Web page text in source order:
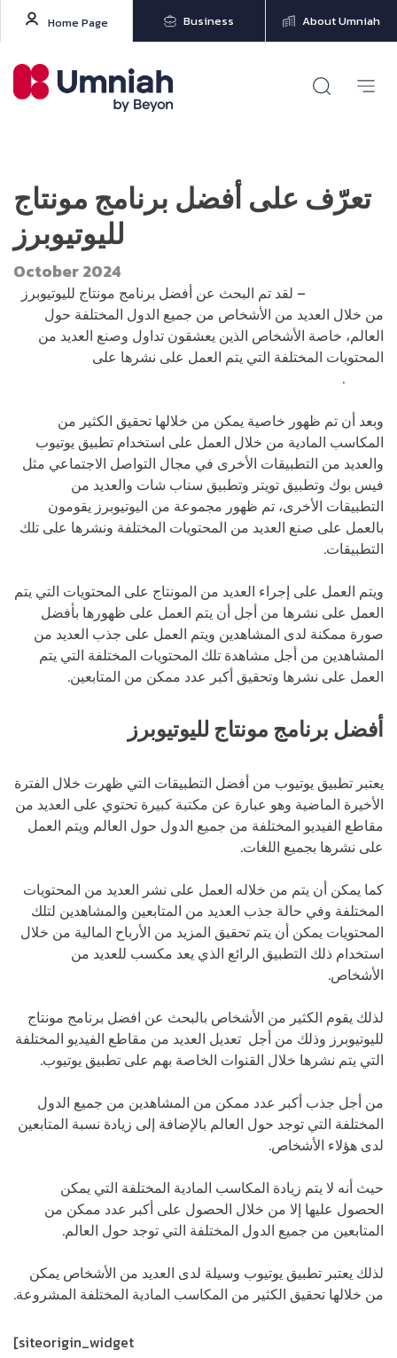
Home Page Business About Umniah
تعرّف على أفضل برنامج مونتاج
لليوتيوبرز
October 2024
– لقد تم البحث عن أفضل برنامج مونتاج لليوتيوبرز
من خلال العديد من الأشخاص من جميع الدول المختلفة حول
العالم، خاصة الأشخاص الذين يعشقون تداول وصنع العديد من
المحتويات المختلفة التي يتم العمل على نشرها على
.
وبعد أن تم ظهور خاصية يمكن من خلالها تحقيق الكثير من
المكاسب المادية من خلال العمل على استخدام تطبيق يوتيوب
والعديد من التطبيقات الأخرى في مجال التواصل الاجتماعي مثل
فيس بوك وتطبيق تويتر وتطبيق سناب شات والعديد من
التطبيقات الأخرى، تم ظهور مجموعة من اليوتيوبرز يقومون
بالعمل على صنع العديد من المحتويات المختلفة ونشرها على تلك
التطبيقات.
ويتم العمل على إجراء العديد من المونتاج على المحتويات التي يتم
العمل على نشرها من أجل أن يتم العمل على ظهورها بأفضل
صورة ممكنة لدى المشاهدين ويتم العمل على جذب العديد من
المشاهدين من أجل مشاهدة تلك المحتويات المختلفة التي يتم
العمل على نشرها وتحقيق أكبر عدد ممكن من المتابعين.
أفضل برنامج مونتاج لليوتيوبرز
يعتبر تطبيق يوتيوب من أفضل التطبيقات التي ظهرت خلال الفترة
الأخيرة الماضية وهو عبارة عن مكتبة كبيرة تحتوي على العديد من
مقاطع الفيديو المختلفة من جميع الدول حول العالم ويتم العمل
على نشرها بجميع اللغات.
كما يمكن أن يتم من خلاله العمل على نشر العديد من المحتويات
المختلفة وفي حالة جذب العديد من المتابعين والمشاهدين لتلك
المحتويات يمكن أن يتم تحقيق المزيد من الأرباح المالية من خلال
استخدام ذلك التطبيق الرائع الذي يعد مكسب للعديد من
الأشخاص.
لذلك يقوم الكثير من الأشخاص بالبحث عن افضل برنامج مونتاج
لليوتيوبرز وذلك من أجل تعديل العديد من مقاطع الفيديو المختلفة
التي يتم نشرها خلال القنوات الخاصة بهم على تطبيق يوتيوب.
من أجل جذب أكبر عدد ممكن من المشاهدين من جميع الدول
المختلفة التي توجد حول العالم بالإضافة إلى زيادة نسبة المتابعين
لدى هؤلاء الأشخاص.
حيث أنه لا يتم زيادة المكاسب المادية المختلفة التي يمكن
الحصول عليها إلا من خلال الحصول على أكبر عدد ممكن من
المتابعين من جميع الدول المختلفة التي توجد حول العالم.
لذلك يعتبر تطبيق يوتيوب وسيلة لدى العديد من الأشخاص يمكن
من خلالها تحقيق الكثير من المكاسب المادية المختلفة المشروعة.
[siteorigin_widget